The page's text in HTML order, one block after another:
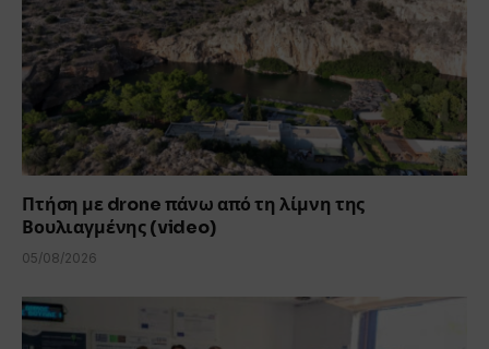
Πτήση με drone πάνω από τη λίμνη της
Βουλιαγμένης (video)
05/08/2026